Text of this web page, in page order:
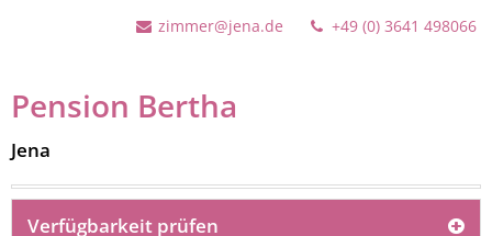
zimmer@jena.de +49 (0) 3641 498066
Pension Bertha
Jena
Verfügbarkeit prüfen